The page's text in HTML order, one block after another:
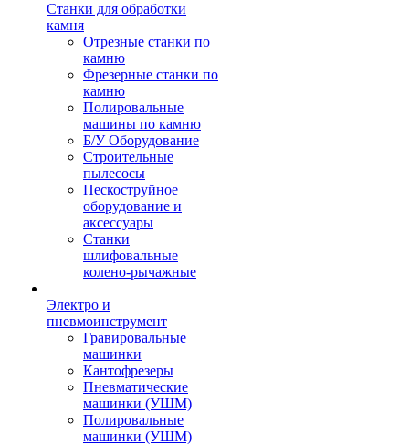
Станки для обработки
камня
Отрезные станки по
камню
Фрезерные станки по
камню
Полировальные
машины по камню
Б/У Оборудование
Строительные
пылесосы
Пескоструйное
оборудование и
аксессуары
Станки
шлифовальные
колено-рычажные
Электро и
пневмоинструмент
Гравировальные
машинки
Кантофрезеры
Пневматические
машинки (УШМ)
Полировальные
машинки (УШМ)